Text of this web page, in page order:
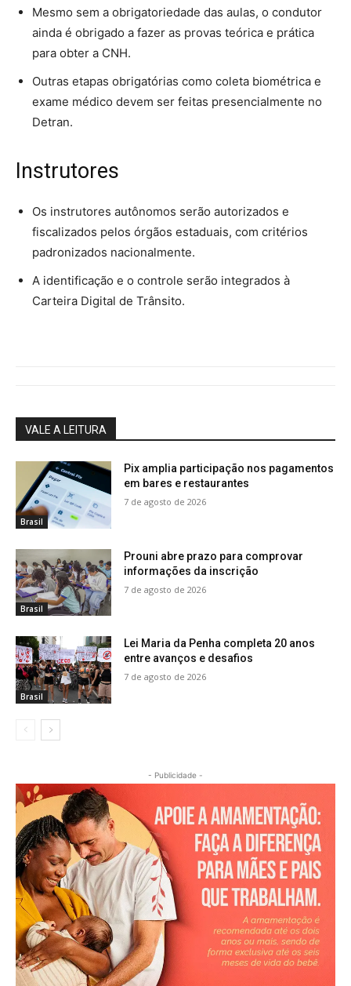
Mesmo sem a obrigatoriedade das aulas, o condutor
ainda é obrigado a fazer as provas teórica e prática
para obter a CNH.
Outras etapas obrigatórias como coleta biométrica e
exame médico devem ser feitas presencialmente no
Detran.
Instrutores
Os instrutores autônomos serão autorizados e
fiscalizados pelos órgãos estaduais, com critérios
padronizados nacionalmente.
A identificação e o controle serão integrados à
Carteira Digital de Trânsito.
VALE A LEITURA
Brasil
Pix amplia participação nos pagamentos
em bares e restaurantes
7 de agosto de 2026
Brasil
Prouni abre prazo para comprovar
informações da inscrição
7 de agosto de 2026
Brasil
Lei Maria da Penha completa 20 anos
entre avanços e desafios
7 de agosto de 2026
- Publicidade -